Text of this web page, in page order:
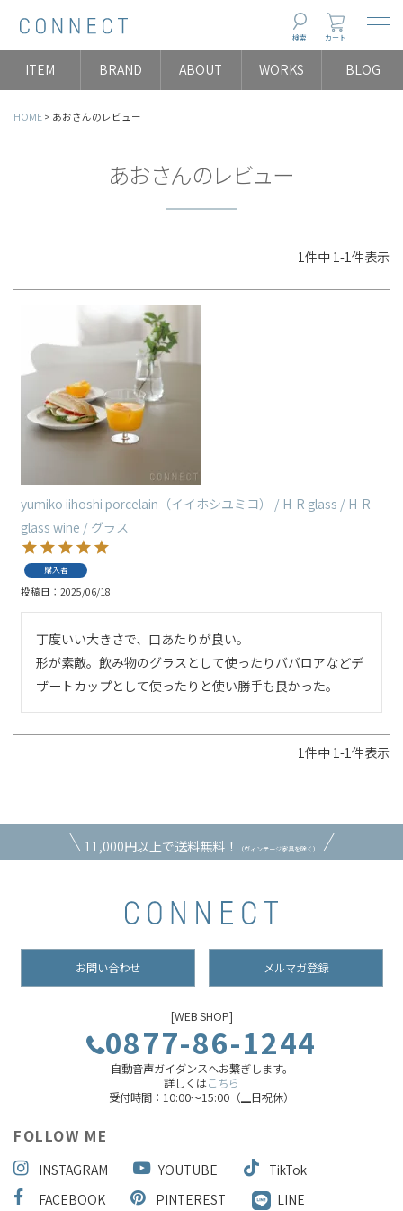
検索 カート
ITEM BRAND ABOUT WORKS BLOG
HOME あおさんのレビュー
あおさんのレビュー
1件中 1-1件表示
yumiko iihoshi porcelain（イイホシユミコ） / H-R glass / H-R
glass wine / グラス
購入者
投稿日 2025/06/18
丁度いい大きさで、口あたりが良い。
形が素敵。飲み物のグラスとして使ったりババロアなどデ
ザートカップとして使ったりと使い勝手も良かった。
1 件中 1 -1 件表示
11,000円以上で送料無料！ （ヴィンテージ家具を除く）
お問い合わせ メルマガ登録
[WEB SHOP]
0877-86-1244
自動音声ガイダンスへお繋ぎします。
詳しくはこちら
受付時間：10:00～15:00（土日祝休）
FOLLOW ME
INSTAGRAM YOUTUBE
TikTok
FACEBOOK
PINTEREST LINE